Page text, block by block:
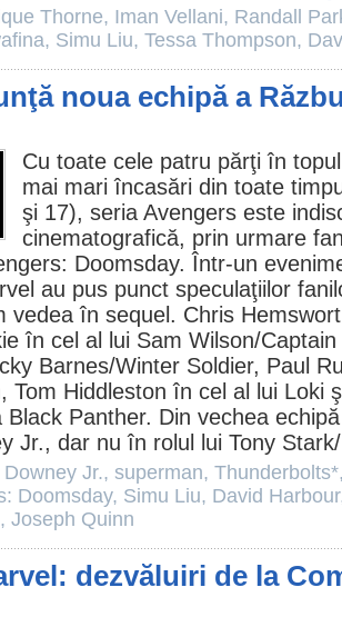
Thorne, Iman Vellani, Randall
, Simu Liu, Tessa Thompson,
noua echipă a
Cu toate cele patru părţi în
mai mari încasări din toate
şi 17), seria Avengers este
cinematografică, prin urmare
Doomsday. Într-un
au pus punct speculaţiilor
vedea în sequel. Chris
în cel al lui Sam Wilson/
Barnes/Winter Soldier, Paul
Tom Hiddleston în cel al lui Loki
Black Panther. Din vechea
Jr., dar nu în rolul lui Tony
Jr., superman, Thunderbolts*
Doomsday, Simu Liu, David Harbour
, Joseph Quinn
dezvăluiri de la